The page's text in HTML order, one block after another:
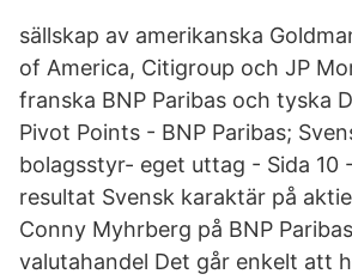
sällskap av amerikanska
of America, Citigroup och JP
franska BNP Paribas och tyska
Pivot Points - BNP Paribas;
bolagsstyr- eget uttag - Sida 10
resultat Svensk karaktär på
Conny Myhrberg på BNP
valutahandel Det går enkelt att